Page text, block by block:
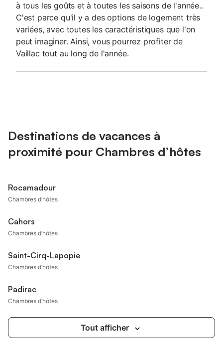
à tous les goûts et à toutes les saisons de l'année..
C'est parce qu'il y a des options de logement très
variées, avec toutes les caractéristiques que l'on
peut imaginer. Ainsi, vous pourrez profiter de
Vaillac tout au long de l'année.
Destinations de vacances à
proximité pour Chambres d’hôtes
Rocamadour
Chambres d’hôtes
Cahors
Chambres d’hôtes
Saint-Cirq-Lapopie
Chambres d’hôtes
Padirac
Chambres d’hôtes
Tout afficher